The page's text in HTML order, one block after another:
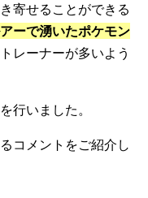
寄せることができる
アーで湧いたポケモン
レーナーが多いよう
行いました。
コメントをご紹介し